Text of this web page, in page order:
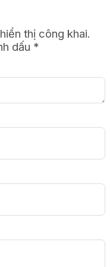
thị công khai.
dấu *